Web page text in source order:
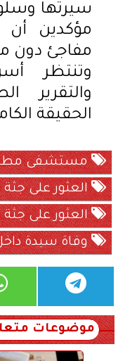
سيرتها
مؤكدين
مفاجئ دون
وتنتظر
والتقرير
الحقيقة
مستشفى
العثور على
العثور على
وفاة سيدة
موضوعات